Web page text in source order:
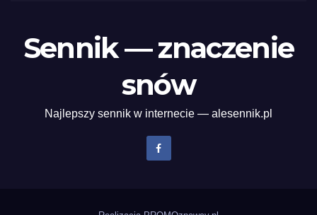
Sennik — znaczenie
snów
Najlepszy sennik w internecie — alesennik.pl